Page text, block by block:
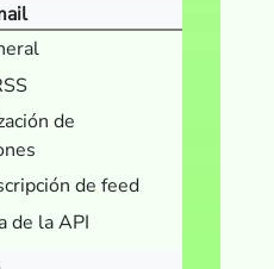
de
de feed
de la API